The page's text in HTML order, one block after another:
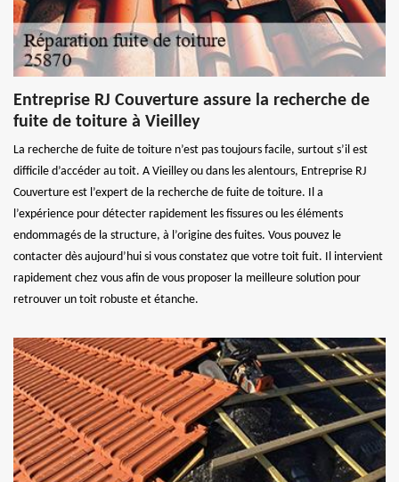
Entreprise RJ Couverture assure la recherche de
fuite de toiture à Vieilley
La recherche de fuite de toiture n’est pas toujours facile, surtout s’il est
difficile d’accéder au toit. A Vieilley ou dans les alentours, Entreprise RJ
Couverture est l’expert de la recherche de fuite de toiture. Il a
l’expérience pour détecter rapidement les fissures ou les éléments
endommagés de la structure, à l’origine des fuites. Vous pouvez le
contacter dès aujourd’hui si vous constatez que votre toit fuit. Il intervient
rapidement chez vous afin de vous proposer la meilleure solution pour
retrouver un toit robuste et étanche.